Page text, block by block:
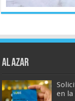
AL AZAR
en la